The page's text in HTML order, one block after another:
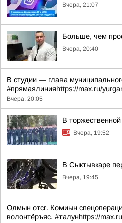
Вчера, 21:07
Больше, чем
Вчера, 20:40
В студии — глава
#прямаялинияhttps://max.ru/
Вчера, 20:05
В
Вчера, 19:52
В Сыктывкаре
Вчера, 19:45
Олмын отсг. Комиын
волонтёръяс. #талунhttps://